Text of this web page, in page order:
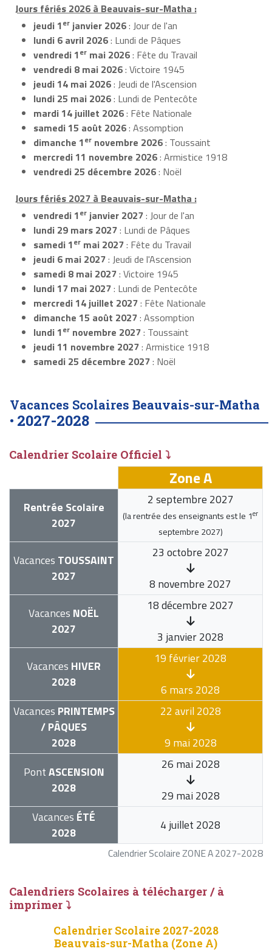
Jours fériés 2026 à Beauvais-sur-Matha :
jeudi 1er janvier 2026: Jour de l'an
lundi 6 avril 2026: Lundi de Pâques
vendredi 1er mai 2026: Fête du Travail
vendredi 8 mai 2026: Victoire 1945
jeudi 14 mai 2026: Jeudi de l'Ascension
lundi 25 mai 2026: Lundi de Pentecôte
mardi 14 juillet 2026: Fête Nationale
samedi 15 août 2026: Assomption
dimanche 1er novembre 2026: Toussaint
mercredi 11 novembre 2026: Armistice 1918
vendredi 25 décembre 2026: Noël
Jours fériés 2027 à Beauvais-sur-Matha :
vendredi 1er janvier 2027: Jour de l'an
lundi 29 mars 2027: Lundi de Pâques
samedi 1er mai 2027: Fête du Travail
jeudi 6 mai 2027: Jeudi de l'Ascension
samedi 8 mai 2027: Victoire 1945
lundi 17 mai 2027: Lundi de Pentecôte
mercredi 14 juillet 2027: Fête Nationale
dimanche 15 août 2027: Assomption
lundi 1er novembre 2027: Toussaint
jeudi 11 novembre 2027: Armistice 1918
samedi 25 décembre 2027: Noël
Vacances Scolaires Beauvais-sur-Matha
• 2027-2028
Calendrier Scolaire Officiel ⤵
Calendrier Scolaire ZONE A 2027-2028
Zone A
Rentrée Scolaire
2027
2 septembre 2027
(la rentrée des enseignants est le 1er
septembre 2027)
Vacances TOUSSAINT
2027
23 octobre 2027
8 novembre 2027
Vacances NOËL
2027
18 décembre 2027
3 janvier 2028
Vacances HIVER
2028
19 février 2028
6 mars 2028
Vacances PRINTEMPS
/ PÂQUES
2028
22 avril 2028
9 mai 2028
PontASCENSION
2028
26 mai 2028
29 mai 2028
Vacances ÉTÉ
2028
4 juillet 2028
Calendriers Scolaires à télécharger / à
imprimer ⤵
Calendrier Scolaire 2027-2028
Beauvais-sur-Matha (Zone A)